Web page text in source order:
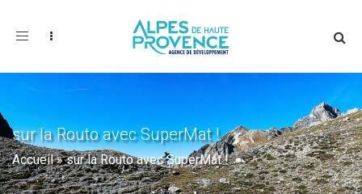
Toggle
sur la Routo avec SuperMat !
Accueil»sur la Routo avec SuperMat !